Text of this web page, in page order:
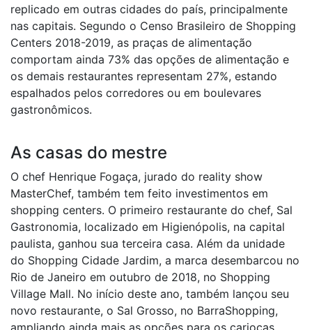
replicado em outras cidades do país, principalmente
nas capitais. Segundo o Censo Brasileiro de Shopping
Centers 2018-2019, as praças de alimentação
comportam ainda 73% das opções de alimentação e
os demais restaurantes representam 27%, estando
espalhados pelos corredores ou em boulevares
gastronômicos.
As casas do mestre
O chef Henrique Fogaça, jurado do reality show
MasterChef, também tem feito investimentos em
shopping centers. O primeiro restaurante do chef, Sal
Gastronomia, localizado em Higienópolis, na capital
paulista, ganhou sua terceira casa. Além da unidade
do Shopping Cidade Jardim, a marca desembarcou no
Rio de Janeiro em outubro de 2018, no Shopping
Village Mall. No início deste ano, também lançou seu
novo restaurante, o Sal Grosso, no BarraShopping,
ampliando ainda mais as opções para os cariocas